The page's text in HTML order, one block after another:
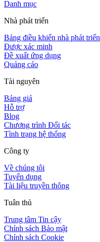
Danh mục
Nhà phát triển
Bảng điều khiển nhà phát triển
Được xác minh
Đề xuất ứng dụng
Quảng cáo
Tài nguyên
Bảng giá
Hỗ trợ
Blog
Chương trình Đối tác
Tình trạng hệ thống
Công ty
Về chúng tôi
Tuyển dụng
Tài liệu truyền thông
Tuân thủ
Trung tâm Tin cậy
Chính sách Bảo mật
Chính sách Cookie